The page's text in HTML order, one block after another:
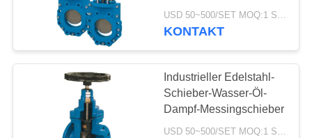
Wasser-Zulieferindustrie
USD 50~500/SET MOQ:1 Satz
KONTAKT
Industrieller Edelstahl-
Schieber-Wasser-Öl-
Dampf-Messingschieber
USD 50~500/SET MOQ:1 Satz